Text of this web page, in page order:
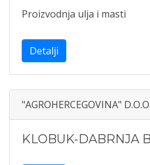
Proizvodnja ulja i masti
Detalji
"AGROHERCEGOVINA"
KLOBUK-DABRNJA